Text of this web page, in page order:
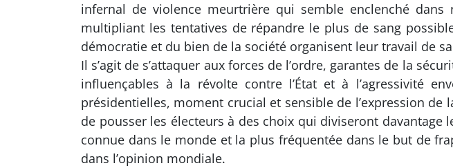
infernal de violence meurtrière qui semble enclenché
multipliant les tentatives de répandre le plus de sang
démocratie et du bien de la société organisent leur travail de
Il s’agit de s’attaquer aux forces de l’ordre, garantes de la
influençables à la révolte contre l’État et à l’agressivité
présidentielles, moment crucial et sensible de l’expression
de pousser les électeurs à des choix qui diviseront davantage
connue dans le monde et la plus fréquentée dans le but de
dans l’opinion mondiale.